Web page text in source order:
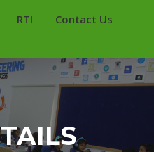
RTI
Contact Us